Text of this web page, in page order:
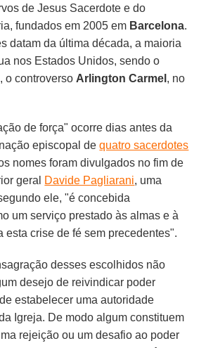
de Jesus Sacerdote e do
fundados em 2005 em Barcelona.
datam da última década, a maioria
nos Estados Unidos, sendo o
o controverso Arlington Carmel , no
de força" ocorre dias antes da
episcopal dequatro sacerdotes
nomes foram divulgados no fim de
geral Davide Pagliarani, uma
ele, "é concebida
um serviço prestado às almas e à
esta crise de fé sem precedentes".
desses escolhidos não
desejo de reivindicar poder
estabelecer uma autoridade
Igreja. De modo algum constituem
rejeição ou um desafio ao poder